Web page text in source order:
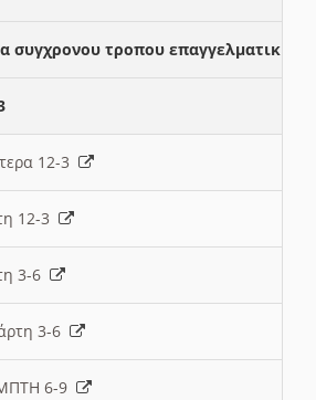
συγχρονου τροπου επαγγελματικης
12-3
12-3
3-6
3-6
6-9